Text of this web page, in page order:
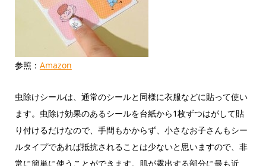
参照： Amazon
虫除けシールは、通常のシールと同様に衣服などに貼って使い
ます。虫除け効果のあるシールを台紙から1枚ずつはがして貼
り付けるだけなので、手間もかからず、小さなお子さんもシー
ルタイプであれば抵抗されることは少ないと思いますので、非
常に簡単に使うことができます。肌が露出する部分に最も近